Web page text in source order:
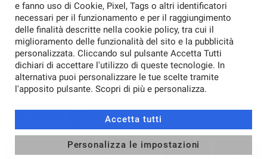
CONTATTACI
TORNA IN CIMA
Copyright © 2026 Auto A Spa - P.IVA 01216200905 -Leggi
l'informativa sulla privacy-Cookie Policy
e fanno uso di Cookie, Pixel, Tags o altri identificatori
necessari per il funzionamento e per il raggiungimento
delle finalità descritte nella cookie policy, tra cui il
miglioramento delle funzionalità del sito e la pubblicità
personalizzata. Cliccando sul pulsante Accetta Tutti
dichiari di accettare l'utilizzo di queste tecnologie. In
alternativa puoi personalizzare le tue scelte tramite
l'apposito pulsante. Scopri di più e personalizza.
Accetta tutti
Personalizza le impostazioni